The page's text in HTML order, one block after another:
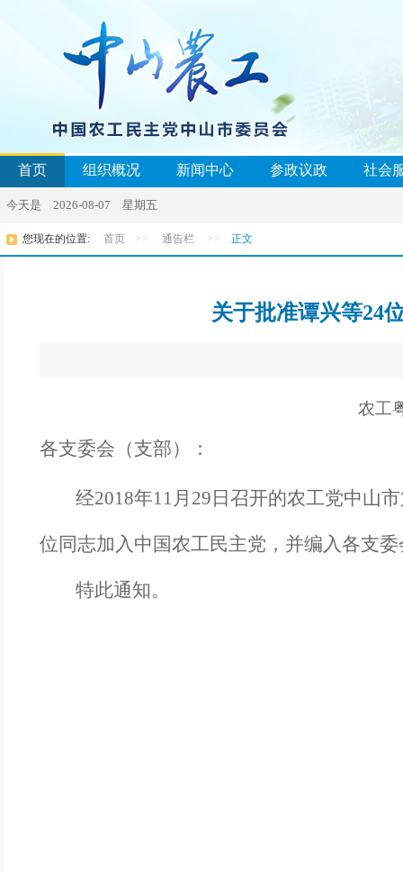
首页 组织概况 新闻中心 参政议政 社会
今天是 2026-08-07 星期五
您现在的位置: 首页 >> 通告栏 >> 正文
关于批准谭兴等24
农工
各支委会（支部） ：
经2018年11月29日召开的农工党中山市
位同志加入中国农工民主党 ，并编入各支
特此通知。